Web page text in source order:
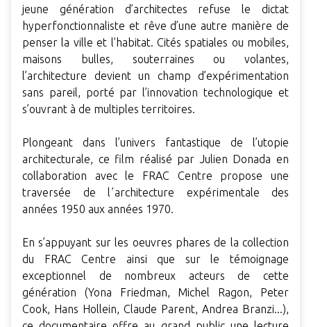
jeune génération d’architectes refuse le dictat
hyperfonctionnaliste et rêve d’une autre manière de
penser la ville et l’habitat. Cités spatiales ou mobiles,
maisons bulles, souterraines ou volantes,
l’architecture devient un champ d’expérimentation
sans pareil, porté par l’innovation technologique et
s’ouvrant à de multiples territoires.
Plongeant dans l’univers fantastique de l’utopie
architecturale, ce film réalisé par Julien Donada en
collaboration avec le FRAC Centre propose une
traversée de lʼarchitecture expérimentale des
années 1950 aux années 1970.
En s’appuyant sur les oeuvres phares de la collection
du FRAC Centre ainsi que sur le témoignage
exceptionnel de nombreux acteurs de cette
génération (Yona Friedman, Michel Ragon, Peter
Cook, Hans Hollein, Claude Parent, Andrea Branzi...),